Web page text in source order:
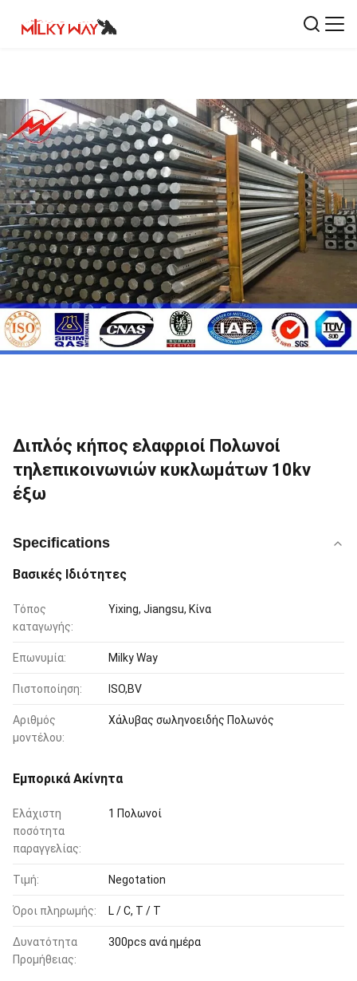
Διπλός κήπος ελαφριοί Πολωνοί
τηλεπικοινωνιών κυκλωμάτων 10kv
έξω
Specifications
Βασικές Ιδιότητες
Τόπος
καταγωγής:
Yixing, Jiangsu, Κίνα
Επωνυμία: Milky Way
Πιστοποίηση: ISO,BV
Αριθμός
μοντέλου:
Χάλυβας σωληνοειδής Πολωνός
Εμπορικά Ακίνητα
Ελάχιστη
ποσότητα
παραγγελίας:
1 Πολωνοί
Τιμή: Negotation
Όροι πληρωμής: L / C, T / T
Δυνατότητα
Προμήθειας:
300pcs ανά ημέρα